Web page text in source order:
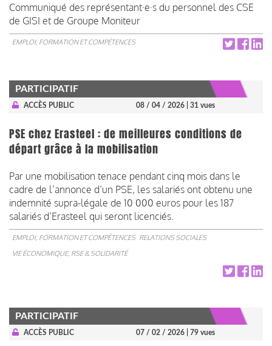
Communiqué des représentant·e·s du personnel des CSE
de GISI et de Groupe Moniteur
EMPLOI, FORMATION ET COMPÉTENCES
PARTICIPATIF
ACCÈS PUBLIC 08 / 04 / 2026 | 31 vues
PSE chez Erasteel : de meilleures conditions de
départ grâce à la mobilisation
Par une mobilisation tenace pendant cinq mois dans le
cadre de l’annonce d’un PSE, les salariés ont obtenu une
indemnité supra-légale de 10 000 euros pour les 187
salariés d’Erasteel qui seront licenciés.
EMPLOI, FORMATION ET COMPÉTENCES RELATIONS SOCIALES
VIE ÉCONOMIQUE, RSE & SOLIDARITÉ
PARTICIPATIF
ACCÈS PUBLIC 07 / 02 / 2026 | 79 vues